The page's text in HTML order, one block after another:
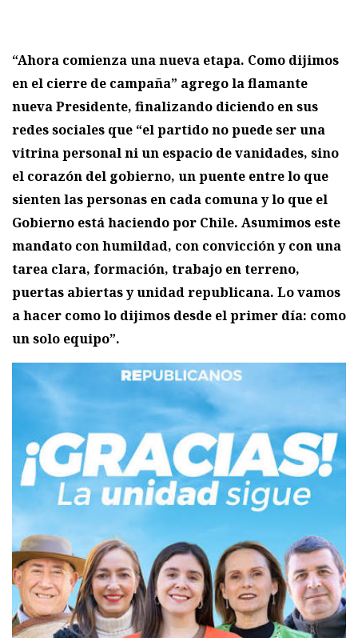
“Ahora comienza una nueva etapa. Como dijimos
en el cierre de campaña” agrego la flamante
nueva Presidente, finalizando diciendo en sus
redes sociales que “el partido no puede ser una
vitrina personal ni un espacio de vanidades, sino
el corazón del gobierno, un puente entre lo que
sienten las personas en cada comuna y lo que el
Gobierno está haciendo por Chile. Asumimos este
mandato con humildad, con convicción y con una
tarea clara, formación, trabajo en terreno,
puertas abiertas y unidad republicana. Lo vamos
a hacer como lo dijimos desde el primer día: como
un solo equipo”.